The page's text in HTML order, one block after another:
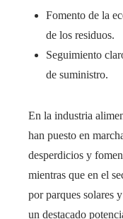
Fomento de la
de los residuos.
Seguimiento
de suministro.
En la industria
han puesto en
desperdicios y
mientras que en el
por parques solares
un destacado